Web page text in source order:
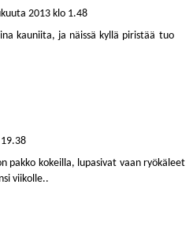
2013 klo 1.48
kauniita, ja näissä kyllä piristää tuo
pakko kokeilla, lupasivat vaan ryökäleet
viikolle..